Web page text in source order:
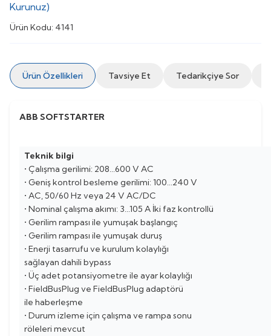
Kurunuz)
Ürün Kodu: 4141
Ürün Özellikleri Tavsiye Et Tedarikçiye Sor
ABB SOFTSTARTER
Teknik bilgi
• Çalışma gerilimi: 208...600 V AC
• Geniş kontrol besleme gerilimi: 100...240 V
• AC, 50/60 Hz veya 24 V AC/DC
• Nominal çalışma akımı: 3...105 A İki faz kontrollü
• Gerilim rampası ile yumuşak başlangıç
• Gerilim rampası ile yumuşak duruş
• Enerji tasarrufu ve kurulum kolaylığı
sağlayan dahili bypass
• Üç adet potansiyometre ile ayar kolaylığı
• FieldBusPlug ve FieldBusPlug adaptörü
ile haberleşme
• Durum izleme için çalışma ve rampa sonu
röleleri mevcut